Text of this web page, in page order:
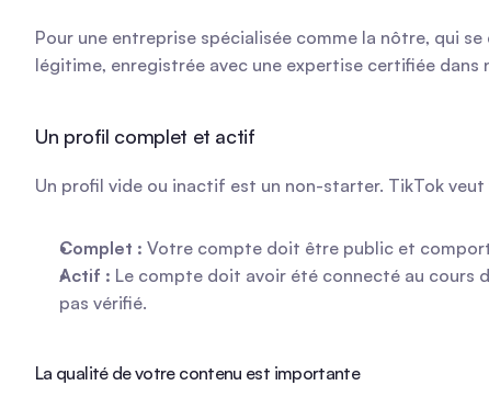
Pour une entreprise spécialisée comme la nôtre, qui
légitime, enregistrée avec une expertise certifiée
Un profil complet et actif
Un profil vide ou inactif est un non-starter. TikTok
Complet : Votre compte doit être public et
Actif : Le compte doit avoir été connecté au cours
pas vérifié.
La qualité de votre contenu est importante